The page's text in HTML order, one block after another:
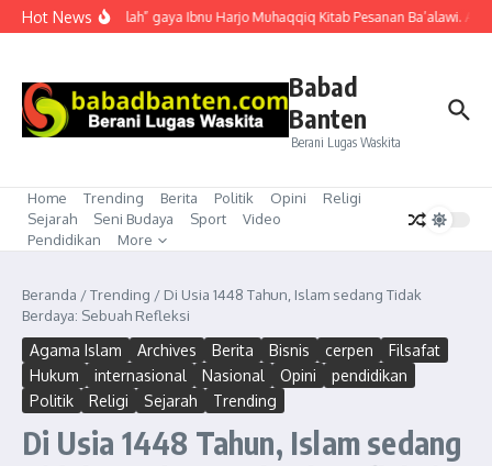
Lewati ke konten
Hot News“Mubahalah” gaya Ibnu Harjo Muhaqqiq Kitab Pesanan Ba’alawi.
Babad
Banten
Berani Lugas Waskita
Home Trending Berita Politik Opini
Religi
Sejarah
Seni Budaya Sport
Video
Pendidikan
More
Beranda /Trending / Di Usia 1448 Tahun, Islam sedang Tidak
Berdaya: Sebuah Refleksi
Agama Islam Archives Berita Bisnis cerpen
Filsafat
Hukum
internasional Nasional Opini
pendidikan
Politik
Religi Sejarah Trending
Di Usia 1448 Tahun, Islam sedang